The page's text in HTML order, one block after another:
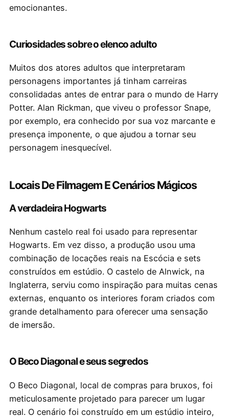
emocionantes.
Curiosidades sobre o elenco adulto
Muitos dos atores adultos que interpretaram
personagens importantes já tinham carreiras
consolidadas antes de entrar para o mundo de Harry
Potter. Alan Rickman, que viveu o professor Snape,
por exemplo, era conhecido por sua voz marcante e
presença imponente, o que ajudou a tornar seu
personagem inesquecível.
Locais De Filmagem E Cenários Mágicos
A verdadeira Hogwarts
Nenhum castelo real foi usado para representar
Hogwarts. Em vez disso, a produção usou uma
combinação de locações reais na Escócia e sets
construídos em estúdio. O castelo de Alnwick, na
Inglaterra, serviu como inspiração para muitas cenas
externas, enquanto os interiores foram criados com
grande detalhamento para oferecer uma sensação
de imersão.
O Beco Diagonal e seus segredos
O Beco Diagonal, local de compras para bruxos, foi
meticulosamente projetado para parecer um lugar
real. O cenário foi construído em um estúdio inteiro,